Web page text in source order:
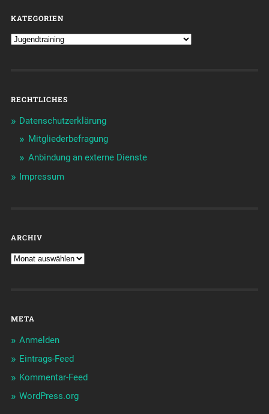
KATEGORIEN
RECHTLICHES
Datenschutzerklärung
Mitgliederbefragung
Anbindung an externe Dienste
Impressum
ARCHIV
META
Anmelden
Eintrags-Feed
Kommentar-Feed
WordPress.org